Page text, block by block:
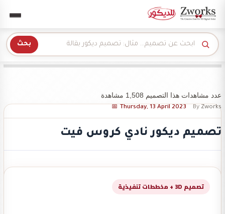
عدد مشاهدات هذا التصميم 1,508 مشاهدة
Thursday, 13 April 2023 By Zworks
تصميم ديكور نادي كروس فيت
تصميم 3D + مخططات تنفيذية
Zworks للديكور
بحث